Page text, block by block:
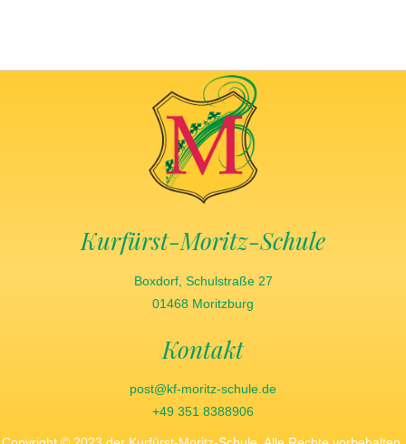
Kurfürst-Moritz-Schule
Boxdorf, Schulstraße 27
01468 Moritzburg
Kontakt
post@kf-moritz-schule.de
+49 351 8388906